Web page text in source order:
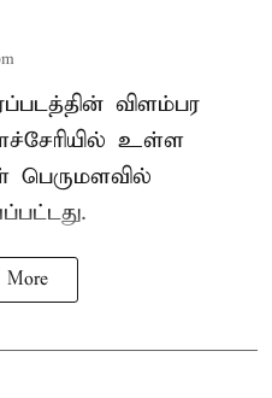
விளம்பர
உள்ள
பெருமளவில்
More